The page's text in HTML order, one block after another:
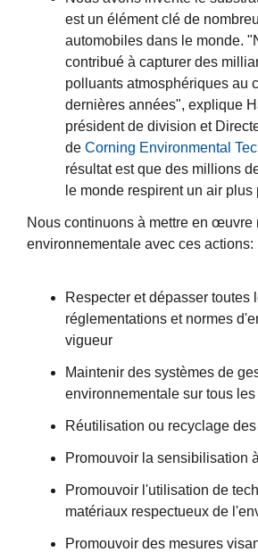
est un élément clé de
automobiles dans le monde.
contribué à capturer des
polluants atmosphériques au
dernières années", explique
président de division et
de Corning Environmental
résultat est que des millions
le monde respirent un air plus
Nous continuons à mettre en œuvre
environnementale avec ces actions:
Respecter et dépasser toutes
réglementations et normes
vigueur
Maintenir des systèmes de
environnementale sur tous
Réutilisation ou recyclage
Promouvoir la sensibilisation
Promouvoir l'utilisation de
matériaux respectueux de
Promouvoir des mesures